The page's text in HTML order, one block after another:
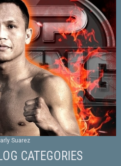
Suarez
CATEGORIES